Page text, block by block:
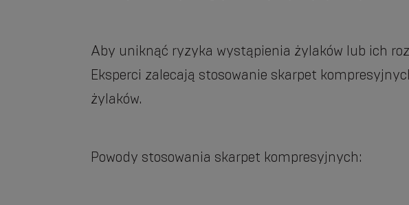
Aby uniknąć ryzyka wystąpienia żylaków lub ich
Eksperci zalecają stosowanie skarpet
żylaków.
Powody stosowania skarpet kompresyjnych: